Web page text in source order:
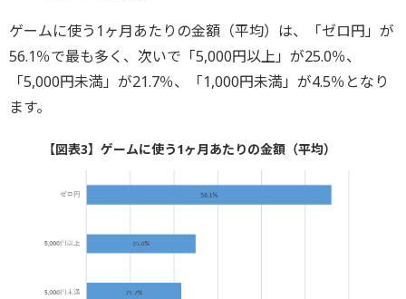
ゲームに使う1ヶ月あたりの金額（平均）は、「ゼロ円」が
56.1％で最も多く、次いで「5,000円以上」が25.0％、
「5,000円未満」が21.7％、「1,000円未満」が4.5％となり
ます。
【図表3】ゲームに使う1ヶ月あたりの金額（平均）